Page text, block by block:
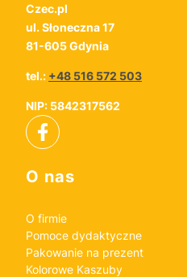
Czec.pl
ul. Słoneczna 17
81-605 Gdynia
tel.: +48 516 572 503
NIP: 5842317562
Linki w stopce
O nas
O firmie
Pomoce dydaktyczne
Pakowanie na prezent
Kolorowe Kaszuby